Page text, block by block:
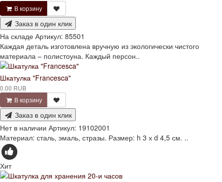
В корзину
Заказ в один клик
На складе Артикул: 85501
Каждая деталь изготовлена вручную из экологически чистого
материала – полистоуна. Каждый персон..
Шкатулка "Francesca"
0.00 RUB
В корзину
Заказ в один клик
Нет в наличии Артикул: 19102001
Материал: сталь, эмаль, стразы. Размер: h 3 х d 4,5 см. ..
Хит